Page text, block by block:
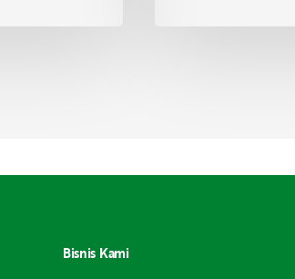
Bisnis Kami